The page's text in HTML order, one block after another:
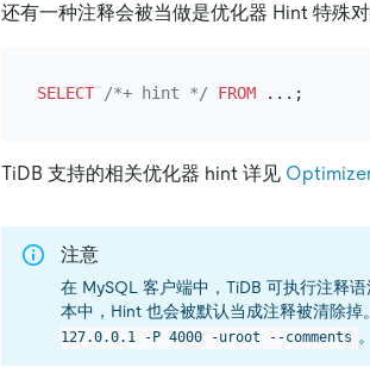
还有一种注释会被当做是优化器 Hint 特殊对
SELECT /*+ hint */ FROM
TiDB 支持的相关优化器 hint 详见
注意
在 MySQL 客户端中，TiDB 可执行注释
本中，Hint 也会被默认当成注释被清除掉
127.0.0.1 -P 4000 -uroot --comments 。